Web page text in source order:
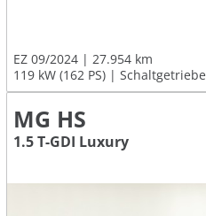
EZ 09/2024
27.954 km
119 kW (162 PS)
Schaltgetriebe
MG HS
1.5 T-GDI Luxury